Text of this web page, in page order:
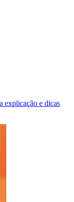
explicação e dicas